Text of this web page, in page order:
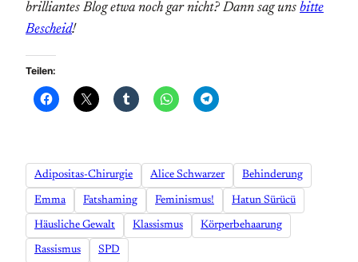
brilliantes Blog etwa noch gar nicht? Dann sag uns bitte
Bescheid!
Teilen:
Adipositas-Chirurgie Alice Schwarzer Behinderung
Emma Fatshaming Feminismus! Hatun Sürücü
Häusliche Gewalt Klassismus Körperbehaarung
Rassismus SPD